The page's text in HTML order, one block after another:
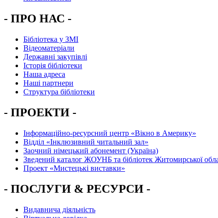
- ПРО НАС -
Бібліотека у ЗМІ
Відеоматеріали
Державні закупівлі
Історія бібліотеки
Наша адреса
Наші партнери
Структура бібліотеки
- ПРОЕКТИ -
Інформаційно-ресурсний центр «Вікно в Америку»
Вiддiл «Інклюзивний читальний зал»
Заочний німецький абонемент (Україна)
Зведений каталог ЖОУНБ та бібліотек Житомирської
Проект «Мистецькі виставки»
- ПОСЛУГИ & РЕСУРСИ -
Видавнича діяльність